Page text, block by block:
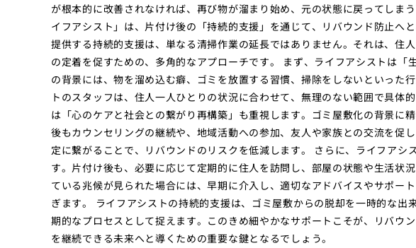
が根本的に改善されなければ、再び物が溜まり始め、元の状態に戻ってしま
イフアシスト」は、片付け後の「持続的支援」を通じて、リバウンド防止へ
提供する持続的支援は、単なる清掃作業の延長ではありません。それは、住
の定着を促すための、多角的なアプローチです。 まず、ライフアシストは
の背景には、物を溜め込む癖、ゴミを放置する習慣、掃除をしないといった
トのスタッフは、住人一人ひとりの状況に合わせて、無理のない範囲で具体
は「心のケアと社会との繋がり再構築」も重視します。ゴミ屋敷化の背景に
後もカウンセリングの継続や、地域活動への参加、友人や家族との交流を促
定に繋がることで、リバウンドのリスクを低減します。 さらに、ライフアシ
す。片付け後も、必要に応じて定期的に住人を訪問し、部屋の状態や生活状
ている兆候が見られた場合には、早期に介入し、適切なアドバイスやサポー
ぎます。 ライフアシストの持続的支援は、ゴミ屋敷からの脱却を一時的な
期的なプロセスとして捉えます。このきめ細やかなサポートこそが、リバウ
を継続できる未来へと導くための重要な鍵となるでしょう。